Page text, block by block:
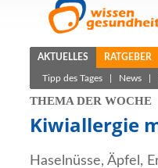
AKTUELLES RATGEBER
Tipp des Tages News
THEMA DER WOCHE
Kiwiallergie
Haselnüsse, Äpfel,